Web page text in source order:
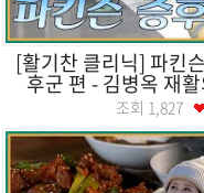
[활기찬 클리닉] 파킨
후군 편 - 김병옥 재
조회 1,827